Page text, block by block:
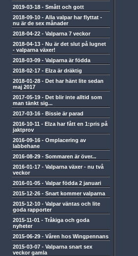
2019-03-18 - Smått och gott
2018-09-10 - Alla valpar har flyttat -
nu är de sex månader
2018-04-22 - Valparna 7 veckor
2018-04-13 - Nu är det slut på lugnet
- valparna växer!
2018-03-09 - Valparna är födda
2018-02-17 - Elza är dräktig
2018-01-28 - Det har hänt lite sedan
maj 2017
2017-05-19 - Det blir inte alltid som
man tänkt sig...
2017-03-16 - Bissie är parad
2016-10-11 - Elza har fått en 1:pris på
jaktprov
2016-09-16 - Omplacering av
labbehane
2016-08-29 - Sommaren är över...
2016-01-17 - Valparna växer - nu två
veckor
2016-01-05 - Valpar födda 2 januari
2015-12-26 - Snart kommer valparna
2015-12-10 - Valpar väntas och lite
goda rapporter
2015-11-01 - Tråkiga och goda
nyheter
2015-06-29 - Våren hos Wingpennans
2015-03-07 - Valparna snart sex
veckor gamla